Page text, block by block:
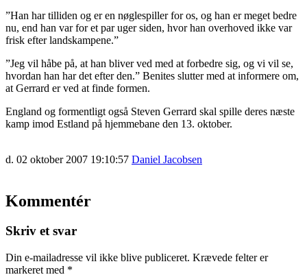
”Han har tilliden og er en nøglespiller for os, og han er meget bedre
nu, end han var for et par uger siden, hvor han overhoved ikke var
frisk efter landskampene.”
”Jeg vil håbe på, at han bliver ved med at forbedre sig, og vi vil se,
hvordan han har det efter den.” Benites slutter med at informere om,
at Gerrard er ved at finde formen.
England og formentligt også Steven Gerrard skal spille deres næste
kamp imod Estland på hjemmebane den 13. oktober.
d. 02 oktober 2007 19:10:57 Daniel Jacobsen
Kommentér
Skriv et svar
Din e-mailadresse vil ikke blive publiceret. Krævede felter er
markeret med *